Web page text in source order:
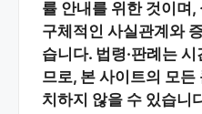
률 안내 를 위한 것이며,
구체적인 사실관계와
습니다. 법령·판례는
므로, 본 사이트의 모든
치하지 않을 수 있습니